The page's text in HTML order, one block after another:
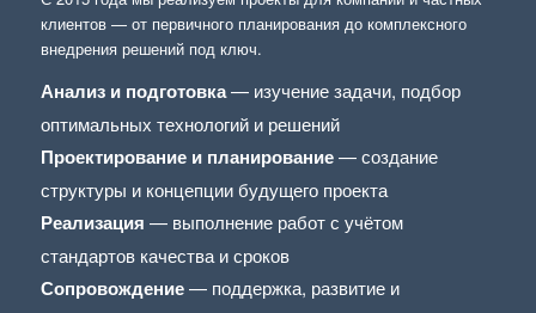
клиентов — от первичного планирования до комплексного
внедрения решений под ключ.
Анализ и подготовка— изучение задачи, подбор
оптимальных технологий и решений
Проектирование и планирование— создание
структуры и концепции будущего проекта
Реализация — выполнение работ с учётом
стандартов качества и сроков
Сопровождение— поддержка, развитие и